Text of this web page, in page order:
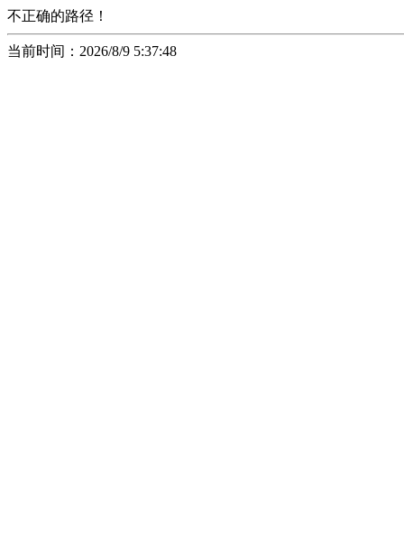
不正确的路径！
当前时间：2026/8/9 5:37:48